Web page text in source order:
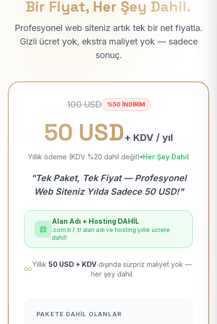
Bir Fiyat, Her Şey Dahil.
Profesyonel web siteniz artık tek bir net fiyatla.
Gizli ücret yok, ekstra maliyet yok — sadece
sonuç.
100 USD %50 İNDİRİM
50 USD+ KDV / yıl
Yıllık ödeme (KDV %20 dahil değil) Her Şey Dahil
"Tek Paket, Tek Fiyat — Profesyonel
Web Siteniz Yılda Sadece 50 USD!"
Alan Adı + Hosting DAHİL
.com.tr / .tr alan adı ve hosting yıllık ücrete
dahil!
Yıllık 50 USD + KDV dışında sürpriz maliyet yok —
her şey dahil.
PAKETE DAHIL OLANLAR